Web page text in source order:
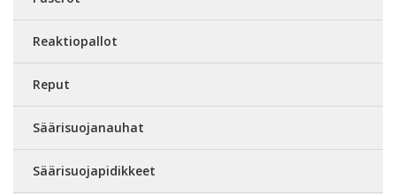
Reaktiopallot
Reput
Säärisuojanauhat
Säärisuojapidikkeet